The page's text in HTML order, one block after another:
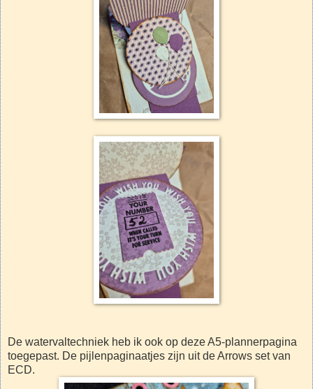
De watervaltechniek heb ik ook op deze A5-plannerpagina
toegepast. De pijlenpaginaatjes zijn uit de Arrows set van
ECD.